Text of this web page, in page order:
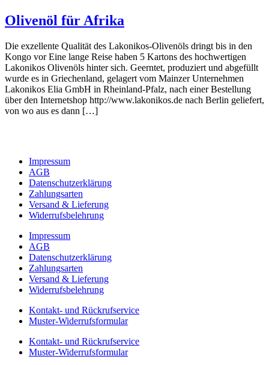
Olivenöl für Afrika
Die exzellente Qualität des Lakonikos-Olivenöls dringt bis in den
Kongo vor Eine lange Reise haben 5 Kartons des hochwertigen
Lakonikos Olivenöls hinter sich. Geerntet, produziert und abgefüllt
wurde es in Griechenland, gelagert vom Mainzer Unternehmen
Lakonikos Elia GmbH in Rheinland-Pfalz, nach einer Bestellung
über den Internetshop http://www.lakonikos.de nach Berlin geliefert,
von wo aus es dann […]
Impressum
AGB
Datenschutzerklärung
Zahlungsarten
Versand & Lieferung
Widerrufsbelehrung
Impressum
AGB
Datenschutzerklärung
Zahlungsarten
Versand & Lieferung
Widerrufsbelehrung
Kontakt- und Rückrufservice
Muster-Widerrufsformular
Kontakt- und Rückrufservice
Muster-Widerrufsformular